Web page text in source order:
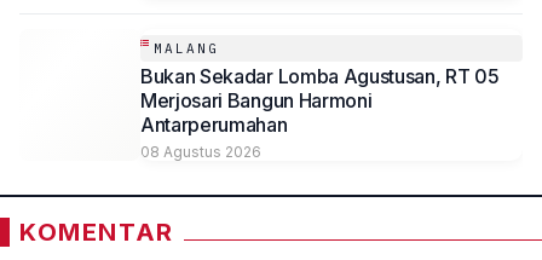
MALANG
Bukan Sekadar Lomba Agustusan, RT 05
Merjosari Bangun Harmoni
Antarperumahan
08 Agustus 2026
KOMENTAR